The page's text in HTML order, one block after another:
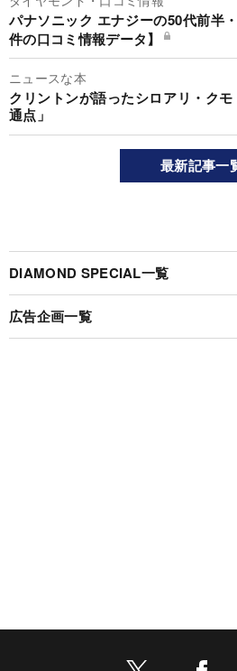
パナソニック エナジーの50代前半
件の口コミ情報データ】
ニュースな本
クリントンが語ったシロアリ・ク
通点」
最新記事一
DIAMOND SPECIAL一覧
広告企画一覧